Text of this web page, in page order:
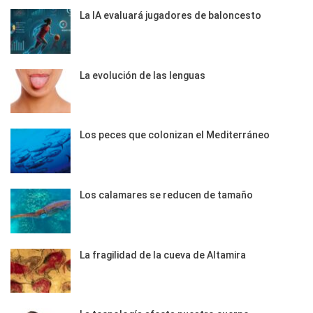
La IA evaluará jugadores de baloncesto
La evolución de las lenguas
Los peces que colonizan el Mediterráneo
Los calamares se reducen de tamaño
La fragilidad de la cueva de Altamira